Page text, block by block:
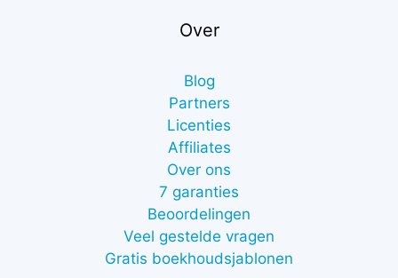
Over
Blog
Partners
Licenties
Affiliates
Over ons
7 garanties
Beoordelingen
Veel gestelde vragen
Gratis boekhoudsjablonen